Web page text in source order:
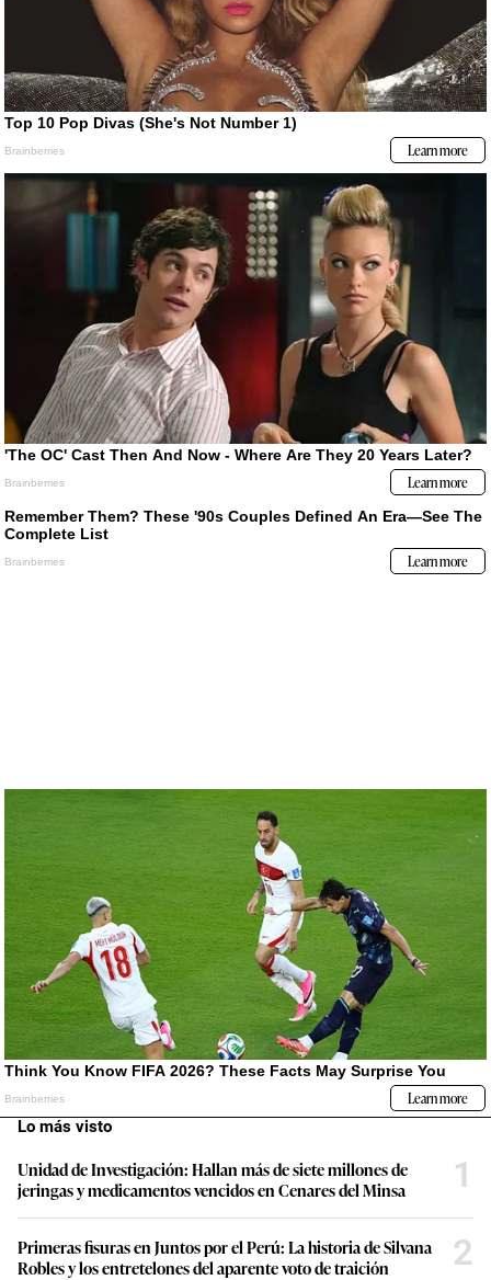
Lo más visto
Unidad de Investigación: Hallan más de siete millones de
jeringas y medicamentos vencidos en Cenares del Minsa
1
Primeras fisuras en Juntos por el Perú: La historia de Silvana
Robles y los entretelones del aparente voto de traición
2